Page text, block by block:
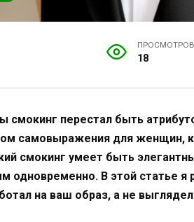
ПРОСМОТРОВ
18
смокинг перестал быть
самовыражения для женщин,
смокинг умеет быть
одновременно. В этой статье я
на ваш образ, а не